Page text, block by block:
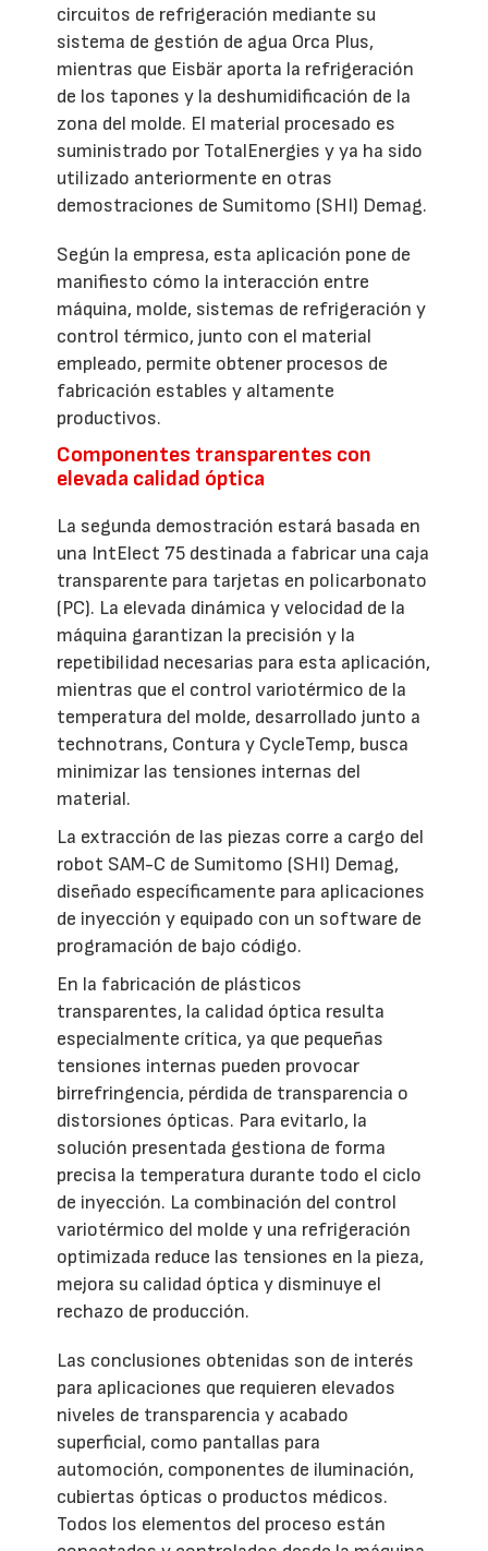
circuitos de refrigeración mediante su
sistema de gestión de agua Orca Plus,
mientras que Eisbär aporta la refrigeración
de los tapones y la deshumidificación de la
zona del molde. El material procesado es
suministrado por TotalEnergies y ya ha sido
utilizado anteriormente en otras
demostraciones de Sumitomo (SHI) Demag.
Según la empresa, esta aplicación pone de
manifiesto cómo la interacción entre
máquina, molde, sistemas de refrigeración y
control térmico, junto con el material
empleado, permite obtener procesos de
fabricación estables y altamente
productivos.
Componentes transparentes con
elevada calidad óptica
La segunda demostración estará basada en
una IntElect 75 destinada a fabricar una caja
transparente para tarjetas en policarbonato
(PC). La elevada dinámica y velocidad de la
máquina garantizan la precisión y la
repetibilidad necesarias para esta aplicación,
mientras que el control variotérmico de la
temperatura del molde, desarrollado junto a
technotrans, Contura y CycleTemp, busca
minimizar las tensiones internas del
material.
La extracción de las piezas corre a cargo del
robot SAM-C de Sumitomo (SHI) Demag,
diseñado específicamente para aplicaciones
de inyección y equipado con un software de
programación de bajo código.
En la fabricación de plásticos
transparentes, la calidad óptica resulta
especialmente crítica, ya que pequeñas
tensiones internas pueden provocar
birrefringencia, pérdida de transparencia o
distorsiones ópticas. Para evitarlo, la
solución presentada gestiona de forma
precisa la temperatura durante todo el ciclo
de inyección. La combinación del control
variotérmico del molde y una refrigeración
optimizada reduce las tensiones en la pieza,
mejora su calidad óptica y disminuye el
rechazo de producción.
Las conclusiones obtenidas son de interés
para aplicaciones que requieren elevados
niveles de transparencia y acabado
superficial, como pantallas para
automoción, componentes de iluminación,
cubiertas ópticas o productos médicos.
Todos los elementos del proceso están